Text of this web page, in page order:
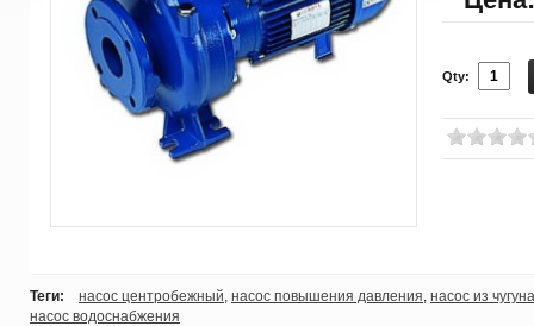
Qty:
Теги: насос центробежный, насос повышения давления, насос из чугуна
насос водоснабжения